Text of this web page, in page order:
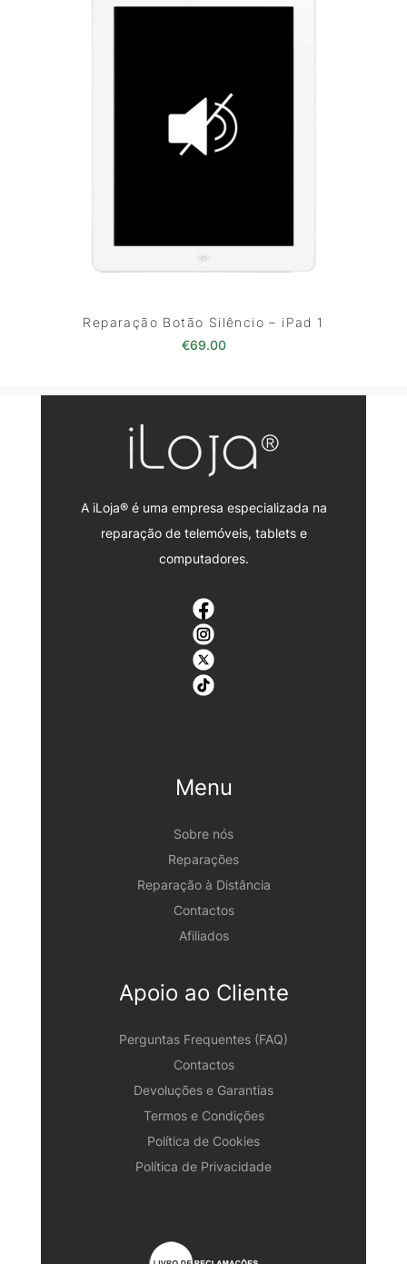
Reparação Botão Silêncio – iPad 1
€69.00
A iLoja® é uma empresa especializada na
reparação de telemóveis, tablets e
computadores.
Menu
Sobre nós
Reparações
Reparação à Distância
Contactos
Afiliados
Apoio ao Cliente
Perguntas Frequentes (FAQ)
Contactos
Devoluções e Garantias
Termos e Condições
Política de Cookies
Política de Privacidade